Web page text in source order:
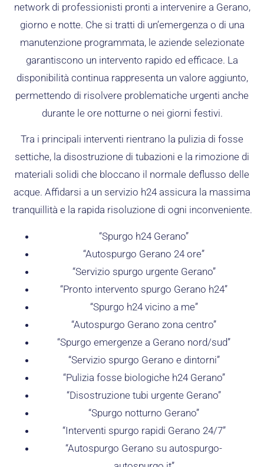
network di professionisti pronti a intervenire a Gerano,
giorno e notte. Che si tratti di un’emergenza o di una
manutenzione programmata, le aziende selezionate
garantiscono un intervento rapido ed efficace. La
disponibilità continua rappresenta un valore aggiunto,
permettendo di risolvere problematiche urgenti anche
durante le ore notturne o nei giorni festivi.
Tra i principali interventi rientrano la pulizia di fosse
settiche, la disostruzione di tubazioni e la rimozione di
materiali solidi che bloccano il normale deflusso delle
acque. Affidarsi a un servizio h24 assicura la massima
tranquillità e la rapida risoluzione di ogni inconveniente.
“Spurgo h24 Gerano”
“Autospurgo Gerano 24 ore”
“Servizio spurgo urgente Gerano”
“Pronto intervento spurgo Gerano h24”
“Spurgo h24 vicino a me”
“Autospurgo Gerano zona centro”
“Spurgo emergenze a Gerano nord/sud”
“Servizio spurgo Gerano e dintorni”
“Pulizia fosse biologiche h24 Gerano”
“Disostruzione tubi urgente Gerano”
“Spurgo notturno Gerano”
“Interventi spurgo rapidi Gerano 24/7”
“Autospurgo Gerano su autospurgo-